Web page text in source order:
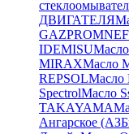
ДВИГАТЕЛЯ
IDEMISU
MIRAXМасло
REPSOLМасло
SpectrolМасло
TAKAYAMA
Ангарское